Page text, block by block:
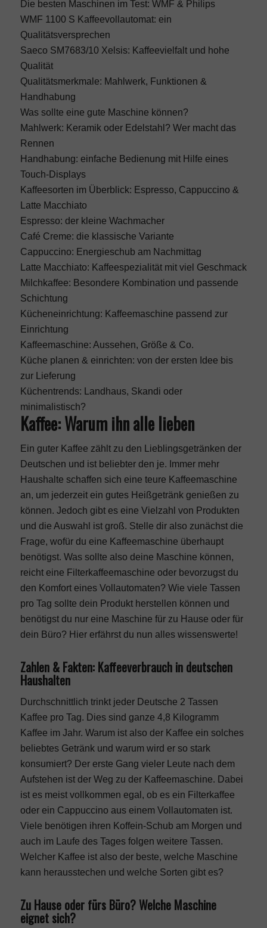
Die besten Maschinen im Test: WMF & Philips
WMF 1100 S Kaffeevollautomat: ein
Qualitätsversprechen
Saeco SM7683/10 Xelsis: Kaffeevielfalt und hohe
Qualität
Qualitätsmerkmale: Mahlwerk, Funktionen &
Handhabung
Was sollte eine gute Maschine können?
Mahlwerk: Keramik oder Edelstahl? Wer macht das
Rennen
Handhabung: einfache Bedienung mit Hilfe eines
Touch-Displays
Kaffeesorten im Überblick: Espresso, Cappuccino &
Latte Macchiato
Espresso: der kleine Wachmacher
Café Creme: die klassische Variante
Cappuccino: Energieschub am Nachmittag
Latte Macchiato: Kaffeespezialität mit viel Geschmack
Milchkaffee: Besondere Kombination und passende
Schichtung
Kücheneinrichtung: Kaffeemaschine passend zur
Einrichtung
Kaffeemaschine: Aussehen, Größe & Co.
Küche planen & einrichten: von der ersten Idee bis
zur Lieferung
Küchentrends: Landhaus, Skandi oder
minimalistisch?
Kaffee: Warum ihn alle lieben
Ein guter Kaffee zählt zu den Lieblingsgetränken der
Deutschen und ist beliebter den je. Immer mehr
Haushalte schaffen sich eine teure Kaffeemaschine
an, um jederzeit ein gutes Heißgetränk genießen zu
können. Jedoch gibt es eine Vielzahl von Produkten
und die Auswahl ist groß. Stelle dir also zunächst die
Frage, wofür du eine Kaffeemaschine überhaupt
benötigst. Was sollte also deine Maschine können,
reicht eine Filterkaffeemaschine oder bevorzugst du
den Komfort eines Vollautomaten? Wie viele Tassen
pro Tag sollte dein Produkt herstellen können und
benötigst du nur eine Maschine für zu Hause oder für
dein Büro? Hier erfährst du nun alles wissenswerte!
Zahlen & Fakten: Kaffeeverbrauch in deutschen
Haushalten
Durchschnittlich trinkt jeder Deutsche 2 Tassen
Kaffee pro Tag. Dies sind ganze 4,8 Kilogramm
Kaffee im Jahr. Warum ist also der Kaffee ein solches
beliebtes Getränk und warum wird er so stark
konsumiert? Der erste Gang vieler Leute nach dem
Aufstehen ist der Weg zu der Kaffeemaschine. Dabei
ist es meist vollkommen egal, ob es ein Filterkaffee
oder ein Cappuccino aus einem Vollautomaten ist.
Viele benötigen ihren Koffein-Schub am Morgen und
auch im Laufe des Tages folgen weitere Tassen.
Welcher Kaffee ist also der beste, welche Maschine
kann herausstechen und welche Sorten gibt es?
Zu Hause oder fürs Büro? Welche Maschine
eignet sich?